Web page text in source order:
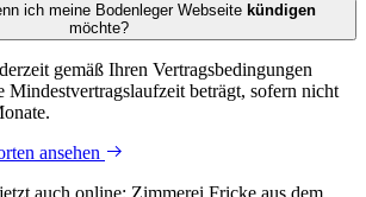
ich meine Bodenleger Webseite kündigen
möchte?
gemäß Ihren Vertragsbedingungen
Mindestvertragslaufzeit beträgt, sofern nicht
ansehen